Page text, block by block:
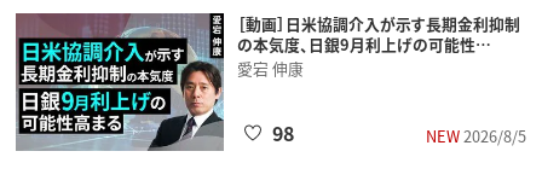
［動画］日米協調介入が示す長期金利抑制
の本気度、日銀9月利上げの可能性…
愛宕 伸康
NEW2026/8/5
98